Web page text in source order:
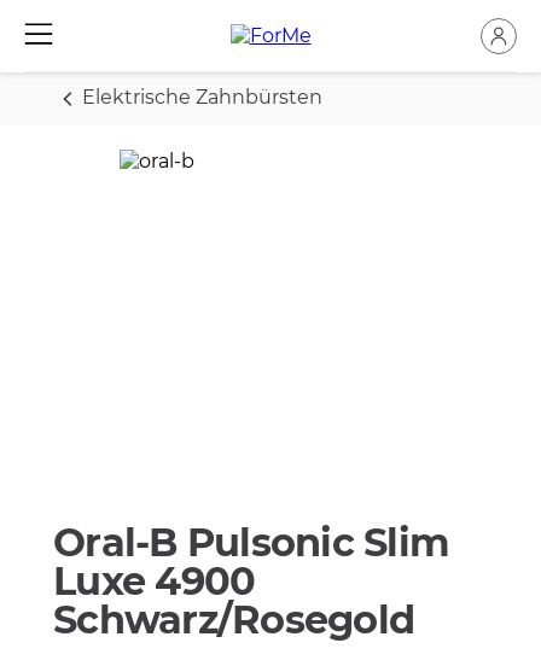
Elektrische Zahnbürsten
Oral-B Pulsonic Slim
Luxe 4900
Schwarz/Rosegold